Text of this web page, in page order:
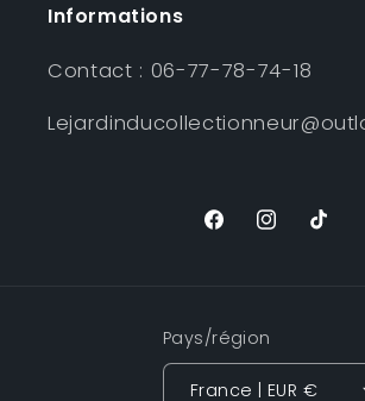
Informations
Contact : 06-77-78-74-18
FacebookInstagram
TikTok
Pays/région
France | EUR €